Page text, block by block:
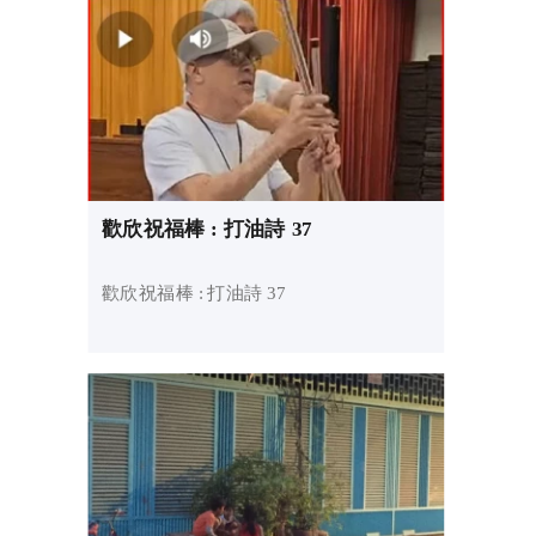
歡欣祝福棒 : 打油詩 37
歡欣祝福棒 : 打油詩 37